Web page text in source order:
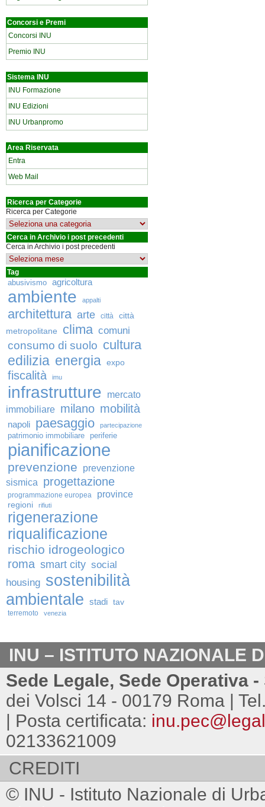
Concorsi e Premi
Concorsi INU
Premio INU
Sistema INU
INU Formazione
INU Edizioni
INU Urbanpromo
Area Riservata
Entra
Web Mail
Ricerca per Categorie
Ricerca per Categorie
Cerca in Archivio i post precedenti
Cerca in Archivio i post precedenti
Tag
abusivismo agricoltura
ambiente appalti
architettura arte città
città
metropolitane
clima comuni
consumo di suolo cultura
edilizia energia expo
fiscalità imu
infrastrutture
mercato
immobiliare milano mobilità
napoli paesaggio partecipazione
patrimonio immobiliare periferie
pianificazione
prevenzione
prevenzione
sismica
progettazione
programmazione europea province
regioni rifiuti
rigenerazione
riqualificazione
rischio idrogeologico
roma smart city social
housing sostenibilità
ambientale stadi tav
terremoto venezia
INU – ISTITUTO NAZIONALE
Sede Legale, Sede Operativa
dei Volsci 14 - 00179 Roma |
| Posta certificata:
02133621009
CREDITI
© INU - Istituto Nazionale di